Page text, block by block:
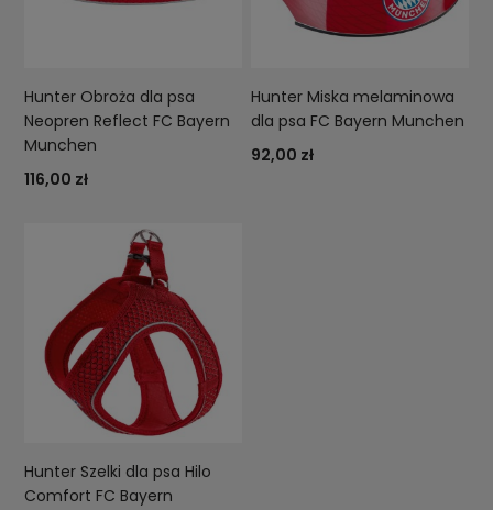
Hunter Obroża dla psa
Neopren Reflect FC Bayern
Munchen
116,00 zł
Hunter Miska melaminowa
dla psa FC Bayern Munchen
92,00 zł
Hunter Szelki dla psa Hilo
Comfort FC Bayern